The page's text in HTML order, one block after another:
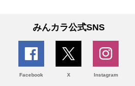
みんカラ公式SNS
Facebook X Instagram